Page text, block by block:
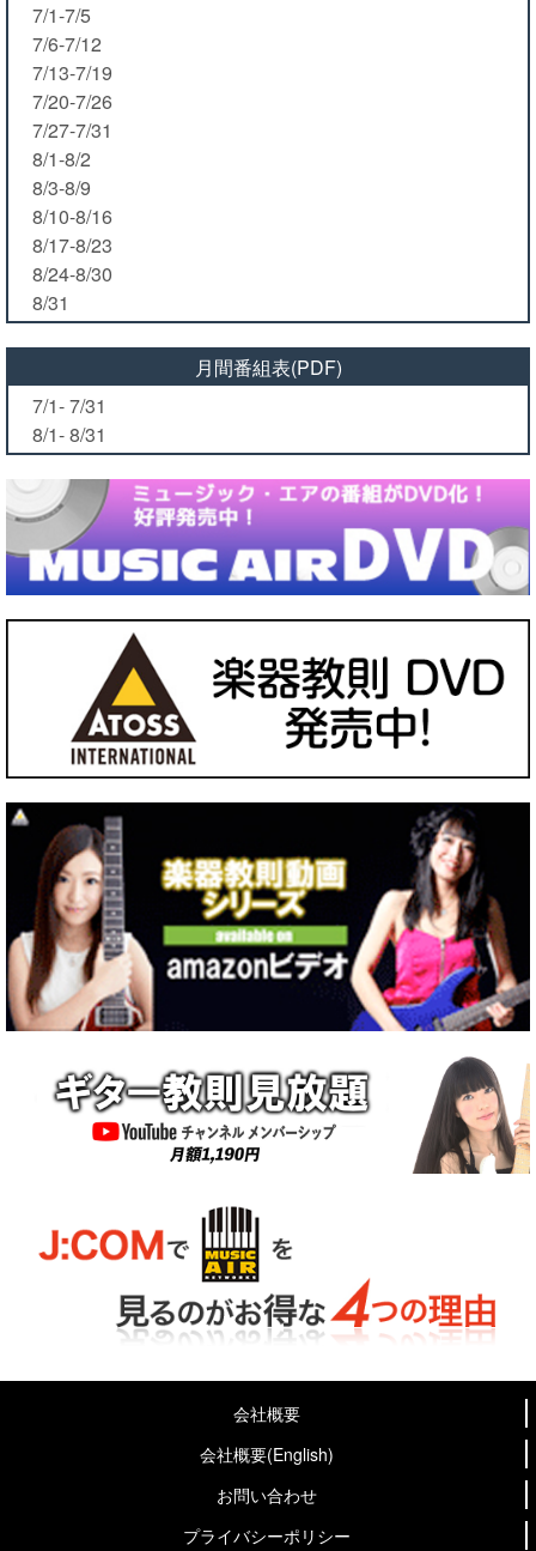
7/1-7/5
7/6-7/12
7/13-7/19
7/20-7/26
7/27-7/31
8/1-8/2
8/3-8/9
8/10-8/16
8/17-8/23
8/24-8/30
8/31
月間番組表(PDF)
7/1- 7/31
8/1- 8/31
会社概要
会社概要(English)
お問い合わせ
プライバシーポリシー